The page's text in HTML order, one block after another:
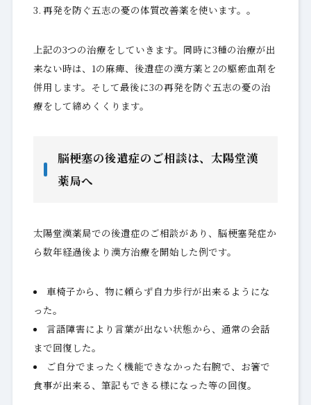
再発を防ぐ五志の憂の体質改善薬を使います。。
上記の3つの治療をしていきます。同時に3種の治療が出
来ない時は、1の麻痺、後遺症の漢方薬と2の駆瘀血剤を
併用します。そして最後に3の再発を防ぐ五志の憂の治
療をして締めくくります。
脳梗塞の後遺症のご相談は、太陽堂漢
薬局へ
太陽堂漢薬局での後遺症のご相談があり、脳梗塞発症か
ら数年経過後より漢方治療を開始した例です。
車椅子から、物に頼らず自力歩行が出来るようにな
った。
言語障害により言葉が出ない状態から、通常の会話
まで回復した。
ご自分でまったく機能できなかった右腕で、お箸で
食事が出来る、筆記もできる様になった等の回復。